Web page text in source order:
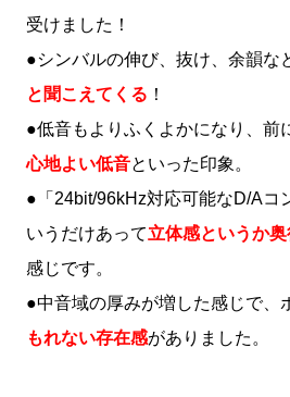
受けました！
●シンバルの伸び、抜け、余韻な
と聞こえてくる ！
●低音もよりふくよかになり、前
心地よい低音といった印象。
●「24bit/96kHz対応可能なD/Aコ
いうだけあって立体感というか
感じです。
●中音域の厚みが増した感じで、
もれない存在感がありました。